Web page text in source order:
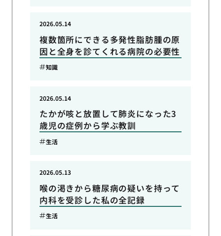
複数箇所にできる多発性脂肪腫の原
因と全身を診てくれる病院の必要性
2026.05.14
知識
たかが咳と放置して肺炎になった3
歳児の症例から学ぶ教訓
2026.05.14
生活
喉の渇きから糖尿病の疑いを持って
内科を受診した私の全記録
2026.05.13
生活